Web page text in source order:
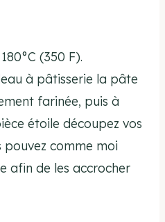
(350 F).
à pâtisserie la pâte
farinée, puis à
étoile découpez vos
pouvez comme moi
afin de les accrocher